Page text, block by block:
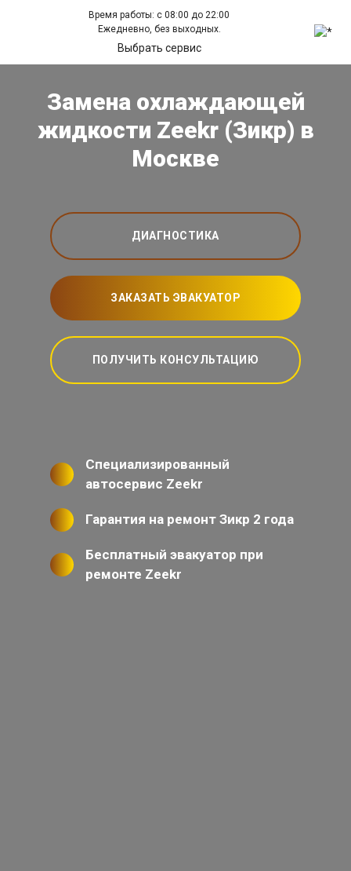
Время работы: с 08:00 до 22:00
Ежедневно, без выходных.
Выбрать сервис
Замена охлаждающей
жидкости Zeekr (Зикр) в
Москве
ДИАГНОСТИКА
ЗАКАЗАТЬ ЭВАКУАТОР
ПОЛУЧИТЬ КОНСУЛЬТАЦИЮ
Специализированный
автосервис Zeekr
Гарантия на ремонт Зикр 2 года
Бесплатный эвакуатор при
ремонте Zeekr